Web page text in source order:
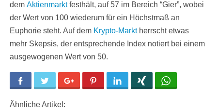
dem Aktienmarktfesthält, auf 57 im Bereich “Gier”, wobei
der Wert von 100 wiederum für ein Höchstmaß an
Euphorie steht. Auf dem Krypto-Marktherrscht etwas
mehr Skepsis, der entsprechende Index notiert bei einem
ausgewogenen Wert von 50.
Facebook Twitter Google+ Pinterest LinkedIn
Ähnliche Artikel: